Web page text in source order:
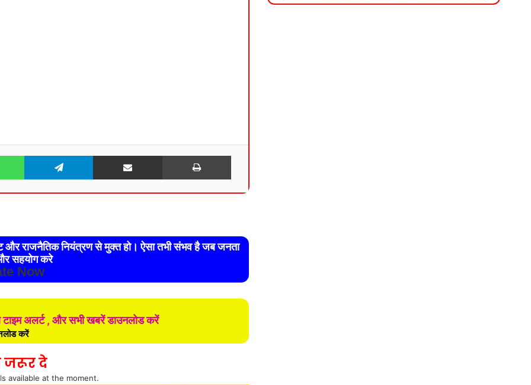
WhatsApp Telegram Share via Email Print
और राजनैतिक नियंत्रण से मुक्त हो। ऐसा तभी संभव है जब जनता
सहयोग करे
Now
टाइम अलर्ट , और सभी खबरें डाउनलोड करें
करें
जरूर दे
available at the moment.